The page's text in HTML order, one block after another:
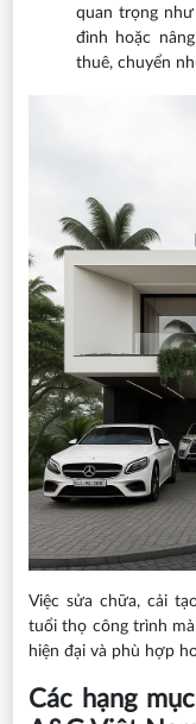
quan trọng
đình hoặc
thuê, chuyển
Việc sửa chữa, cải
tuổi thọ công trình
hiện đại và phù hợp
Các hạng